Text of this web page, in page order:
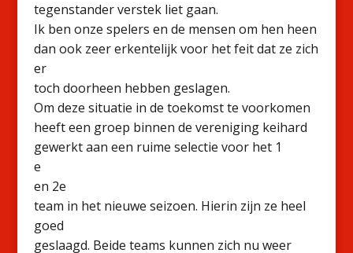
tegenstander verstek liet gaan.
Ik ben onze spelers en de mensen om hen heen
dan ook zeer erkentelijk voor het feit dat ze zich
er
toch doorheen hebben geslagen.
Om deze situatie in de toekomst te voorkomen
heeft een groep binnen de vereniging keihard
gewerkt aan een ruime selectie voor het 1
e
en 2e
team in het nieuwe seizoen. Hierin zijn ze heel
goed
geslaagd. Beide teams kunnen zich nu weer